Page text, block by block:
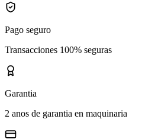
Pago seguro
Transacciones 100% seguras
Garantia
2 anos de garantia en maquinaria